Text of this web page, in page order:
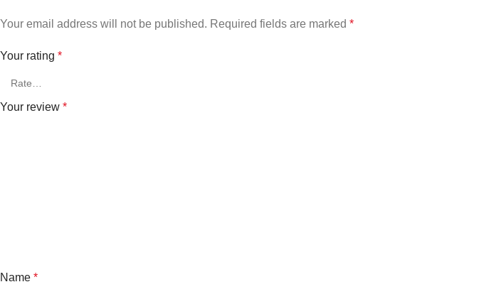
Your email address will not be published. Required fields are marked *
Your rating *
Your review *
Name *